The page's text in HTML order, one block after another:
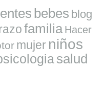
bebes blog
familia Hacer
mujer niños
salud